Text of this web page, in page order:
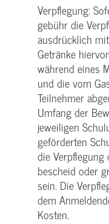
Verpflegung:
gebühr die
ausdrücklich
Getränke
während eines
und die vom
Teilnehmer
Umfang der
jeweiligen
geförderten
die
bescheid oder
sein. Die
dem
Kosten.